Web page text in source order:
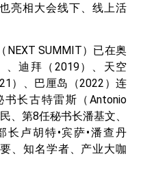
亮相大会线下、线上活
NEXT SUMMIT）已在奥
、迪拜（2019）、天空
）、巴厘岛（2022）连
长古特雷斯（Antonio
、第8任秘书长潘基文、
长卢胡特•宾萨•潘查丹
、知名学者、产业大咖